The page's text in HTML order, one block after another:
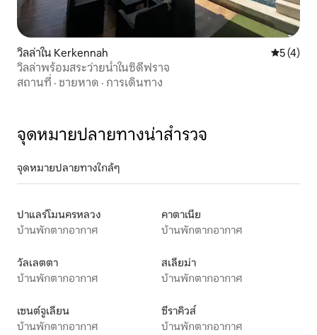
วิลล่าใน Kerkennah คะแนนเฉ
5 (4)
วิลล่าพร้อมสระว่ายน้ำในซิดีฟราจ
สถานที่ · ชายหาด · การเดินทาง
จุดหมายปลายทางน่าสำรวจ
จุดหมายปลายทางใกล้ๆ
ปาแลร์โมนครหลวง
บ้านพักตากอากาศ
คาตาเนีย
บ้านพักตากอากาศ
วัลเลตตา
บ้านพักตากอากาศ
สเลียม่า
บ้านพักตากอากาศ
เซนต์จูเลียน
บ้านพักตากอากาศ
ซีราคิวส์
บ้านพักตากอากาศ